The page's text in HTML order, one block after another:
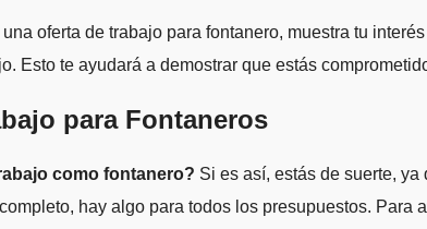
oferta de trabajo para fontanero, muestra tu
Esto te ayudará a demostrar que estás
para Fontaneros
como fontanero? Si es así, estás de suerte,
hay algo para todos los presupuestos.